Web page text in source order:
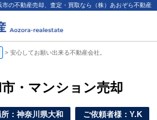
の不動産売却、査定・買取なら（株）あおぞら不動産
> 安心してお願い出来る不動産会社。
・マンション売却
：神奈川県大和
ご依頼者様：Y.K